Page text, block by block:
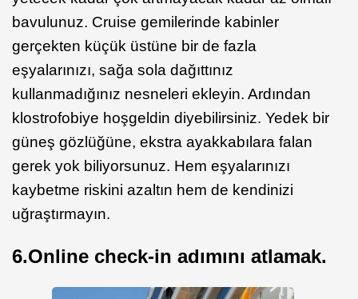
bavulunuz. Cruise gemilerinde kabinler
gerçekten küçük üstüne bir de fazla
eşyalarınızı, sağa sola dağıttınız
kullanmadığınız nesneleri ekleyin. Ardından
klostrofobiye hoşgeldin diyebilirsiniz. Yedek bir
güneş gözlüğüne, ekstra ayakkabılara falan
gerek yok biliyorsunuz. Hem eşyalarınızı
kaybetme riskini azaltın hem de kendinizi
uğraştırmayın.
6.Online check-in adımını atlamak.